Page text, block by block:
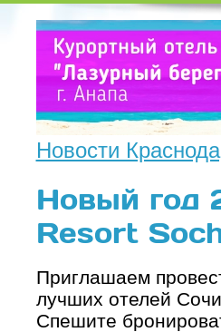
Новости
Новый год
Resort
Приглашаем
лучших отелей
Cпешите